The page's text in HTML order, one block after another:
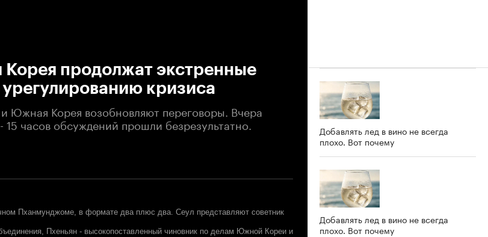
продолжат экстренные
кризиса
Южная Корея возобновляют переговоры. Вчера
15 часов обсуждений прошли безрезультатно.
Пханмунджоме, в формате два плюс два. Сеул представляют советник
Пхеньян - высокопоставленный чиновник по делам Южной Кореи и
Добавлять лед в вино не всегда
плохо. Вот почему
Добавлять лед в вино не всегда
плохо. Вот почему